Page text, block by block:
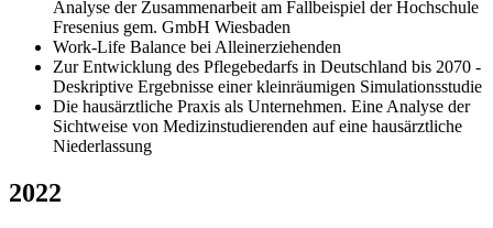
Analyse der Zusammenarbeit am Fallbeispiel der Hochschule
Fresenius gem. GmbH Wiesbaden
Work-Life Balance bei Alleinerziehenden
Zur Entwicklung des Pflegebedarfs in Deutschland bis 2070 -
Deskriptive Ergebnisse einer kleinräumigen Simulationsstudie
Die hausärztliche Praxis als Unternehmen. Eine Analyse der
Sichtweise von Medizinstudierenden auf eine hausärztliche
Niederlassung
2022